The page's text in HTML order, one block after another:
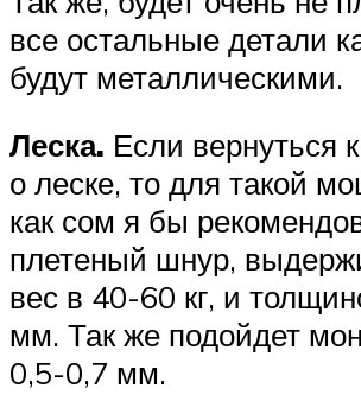
все остальные детали
будут металлическими.
Леска. Если вернуться
о леске, то для такой
как сом я бы
плетеный шнур,
вес в 40-60 кг, и
мм. Так же подойдет
0,5-0,7 мм.